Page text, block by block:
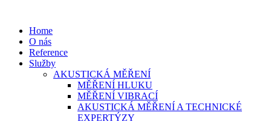
Home
O nás
Reference
Služby
AKUSTICKÁ MĚŘENÍ
MĚŘENÍ HLUKU
MĚŘENÍ VIBRACÍ
AKUSTICKÁ MĚŘENÍ A TECHNICKÉ
EXPERTÝZY